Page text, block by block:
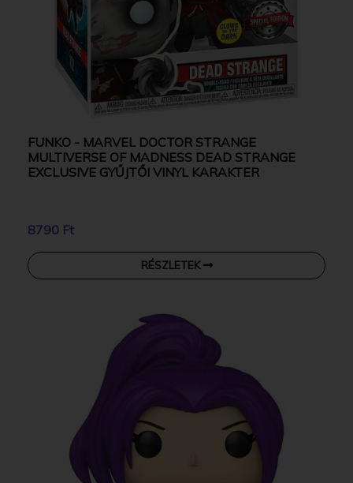
FUNKO - MARVEL DOCTOR STRANGE
MULTIVERSE OF MADNESS DEAD STRANGE
EXCLUSIVE GYŰJTŐI VINYL KARAKTER
8790 Ft
RÉSZLETEK